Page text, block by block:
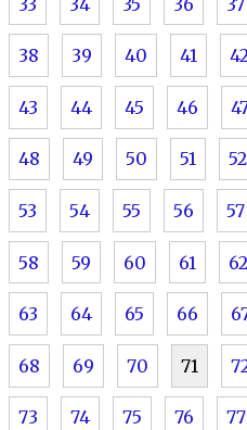
38 39 40 41
43 44 45 46
48 49 50 51 52
53 54 55 56 57
58 59 60 61 62
63 64 65 66
68 69 70 71
73 74 75 76 77